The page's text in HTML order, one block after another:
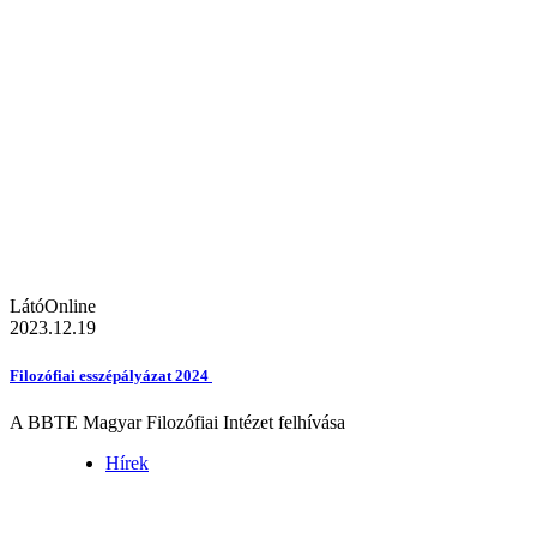
LátóOnline
2023.12.19
Filozófiai esszépályázat 2024
A BBTE Magyar Filozófiai Intézet felhívása
Hírek